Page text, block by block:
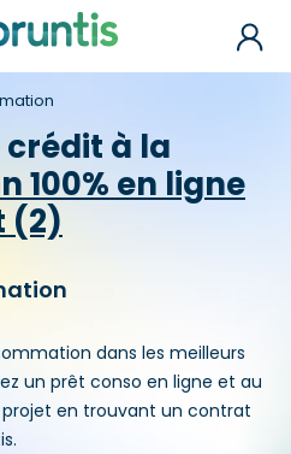
crédit à la
100% en ligne
(2)
dans les meilleurs
un prêt conso en ligne et au
projet en trouvant un contrat